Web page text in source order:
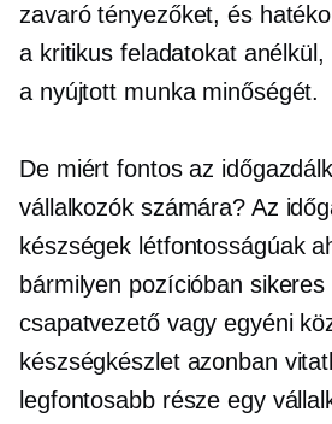
zavaró tényezőket, és
a kritikus feladatokat
a nyújtott munka minőségét.
De miért fontos az
vállalkozók számára? Az
készségek létfontosságúak
bármilyen pozícióban
csapatvezető vagy egyéni
készségkészlet azonban
legfontosabb része egy